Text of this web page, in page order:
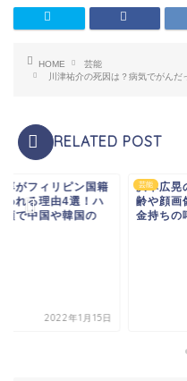
HOME
芸能
川津祐介の死因は？病気でがん
RELATED POST
淳がフィリピン国籍
われる理由4選！ハ
顔で中国や韓国の
2022年1月15日
芸能
浜本広晃
齢や顔画
金持ちの